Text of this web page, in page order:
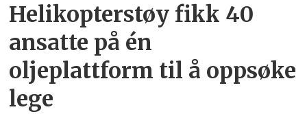
Helikopterstøy fikk 40
ansatte på én
oljeplattform til å oppsøke
lege